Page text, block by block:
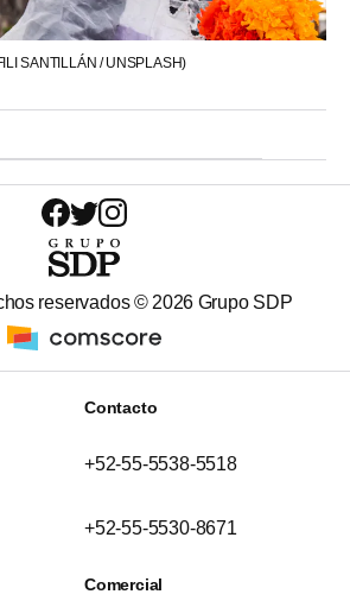
SANTILLÁN / UNSPLASH)
reservados © 2026 Grupo SDP
Contacto
+52-55-5538-5518
+52-55-5530-8671
Comercial